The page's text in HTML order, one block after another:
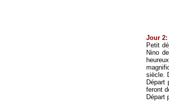
Jour 2
Petit
Nino
siècle.
Départ
feront
Départ